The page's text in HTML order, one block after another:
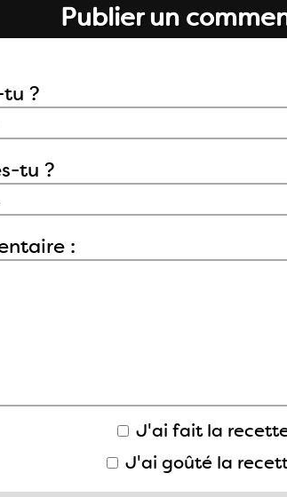
Publier un
?
tu ?
:
J'ai fait la
J'ai goûté la